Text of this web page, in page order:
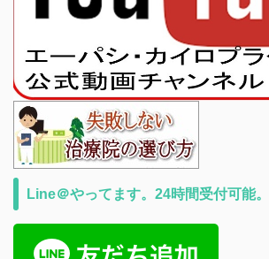
Line＠やってます。24時間受付可能。